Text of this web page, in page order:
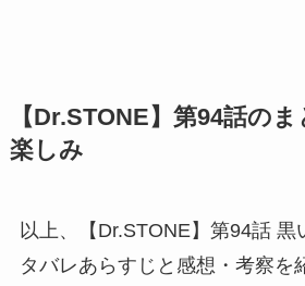
【Dr.STONE】第94話の
楽しみ
以上、【Dr.STONE】第94話 黒
タバレあらすじと感想・考察を